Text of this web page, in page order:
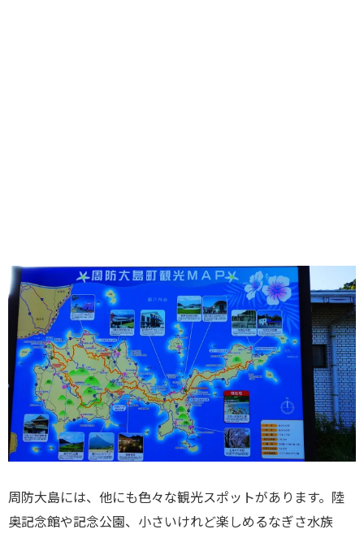
周防大島には、他にも色々な観光スポットがあります。陸
奥記念館や記念公園、小さいけれど楽しめるなぎさ水族